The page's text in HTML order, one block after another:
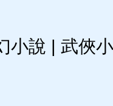
小說 | 武俠